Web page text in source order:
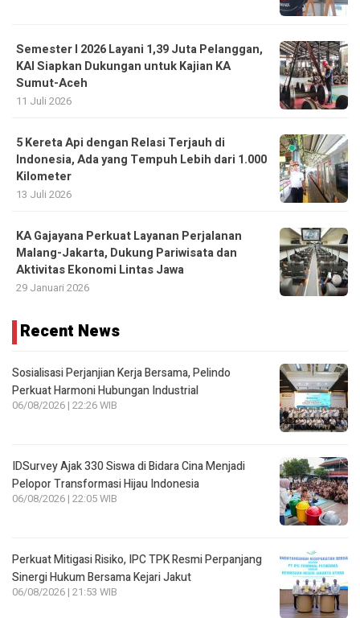
Semester I 2026 Layani 1,39 Juta Pelanggan,
KAI Siapkan Dukungan untuk Kajian KA
Sumut-Aceh
11 Juli 2026
5 Kereta Api dengan Relasi Terjauh di
Indonesia, Ada yang Tempuh Lebih dari 1.000
Kilometer
13 Juli 2026
KA Gajayana Perkuat Layanan Perjalanan
Malang-Jakarta, Dukung Pariwisata dan
Aktivitas Ekonomi Lintas Jawa
29 Januari 2026
Recent News
Sosialisasi Perjanjian Kerja Bersama, Pelindo
Perkuat Harmoni Hubungan Industrial
06/08/2026 | 22:26 WIB
IDSurvey Ajak 330 Siswa di Bidara Cina Menjadi
Pelopor Transformasi Hijau Indonesia
06/08/2026 | 22:05 WIB
Perkuat Mitigasi Risiko, IPC TPK Resmi Perpanjang
Sinergi Hukum Bersama Kejari Jakut
06/08/2026 | 21:53 WIB